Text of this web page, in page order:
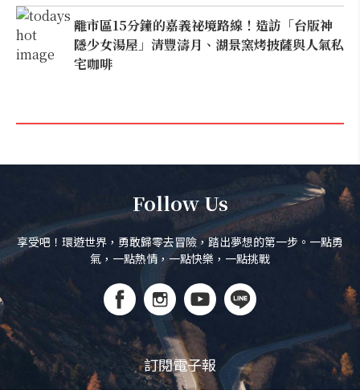
離市區15分鐘的嘉義祕境路線！造訪「台版神
隱少女湯屋」清豐濤月、湖景窯烤披薩與人氣私
宅咖啡
Follow Us
享受吧！環遊世界，勇敢歸零去冒險，踏出夢想的第一步。一點勇
氣，一點熱情，一點快樂，一點挑戰
訂閱電子報